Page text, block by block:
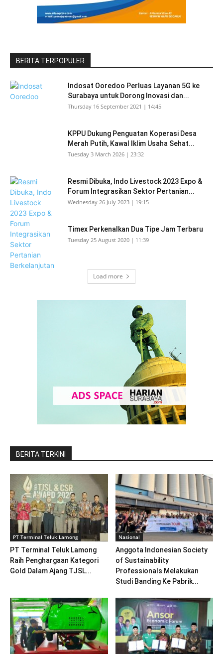
BERITA TERPOPULER
Indosat Ooredoo Perluas Layanan 5G ke
Surabaya untuk Dorong Inovasi dan...
Thursday 16 September 2021 | 14:45
KPPU Dukung Penguatan Koperasi Desa
Merah Putih, Kawal Iklim Usaha Sehat...
Tuesday 3 March 2026 | 23:32
Resmi Dibuka, Indo Livestock 2023 Expo &
Forum Integrasikan Sektor Pertanian...
Wednesday 26 July 2023 | 19:15
Timex Perkenalkan Dua Tipe Jam Terbaru
Tuesday 25 August 2020 | 11:39
Load more
BERITA TERKINI
PT Terminal Teluk Lamong
PT Terminal Teluk Lamong
Raih Penghargaan Kategori
Gold Dalam Ajang TJSL...
Nasional
Anggota Indonesian Society
of Sustainability
Professionals Melakukan
Studi Banding Ke Pabrik...